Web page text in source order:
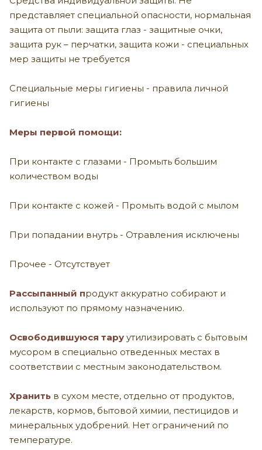
представляет специальной опасности, нормальная
защита от пыли: защита глаз - защитные очки,
защита рук – перчатки, защита кожи - специальных
мер защиты не требуется
Специальные меры гигиены - правила личной
гигиены
Меры первой помощи:
При контакте с глазами - Промыть большим
количеством воды
При контакте с кожей - Промыть водой с мылом
При попадании внутрь - Отравления исключены
Прочее - Отсутствует
Рассыпанный продукт аккуратно собирают и
используют по прямому назначению.
Освободившуюся тару утилизировать с бытовым
мусором в специально отведенных местах в
соответствии с местным законодательством.
Хранить в сухом месте, отдельно от продуктов,
лекарств, кормов, бытовой химии, пестицидов и
минеральных удобрений. Нет ограничений по
температуре.